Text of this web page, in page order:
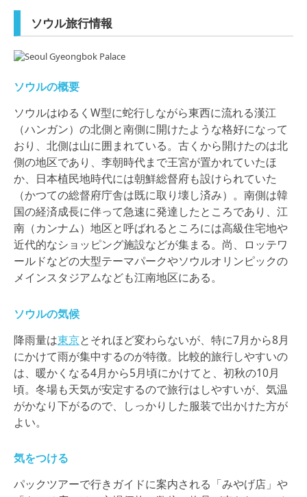
ソウル旅行情報
ソウルの概要
ソウルはゆるくW型に蛇行しながら東西に流れる漢江
（ハンガン）の北側と南側に開けたような格好になって
おり、北側は山に囲まれている。古くから開けたのは北
側の地区であり、李朝時代まで王宮が置かれていたほ
か、日本植民地時代には朝鮮総督府も設けられていた
（かつての総督府庁舎は既に取り壊し済み）。南側は韓
国の経済成長に伴って急速に発達したところであり、江
南（カンナム）地区と呼ばれるところには高級住宅地や
近代的なショッピング施設などが集まる。尚、ロッテワ
ールドなどの大型テーマパークやソウルオリンピックの
メインスタジアムなども江南地区にある。
ソウルの気候
降雨量は東京とそれほど変わらないが、特に7月から8月
にかけて雨が集中するのが特徴。比較的旅行しやすいの
は、暖かくなる4月から5月頃にかけてと、初秋の10月
頃。冬場も天気が安定するので旅行はしやすいが、気温
がかなり下がるので、しっかりした服装で出かけた方が
よい。
気をつける
パックツアーで行きガイドに案内される「みやげ店」や